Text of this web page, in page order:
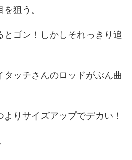
狙う。
ゴン！しかしそれっきり追
タッチさんのロッドがぶん曲
りサイズアップでデカい！